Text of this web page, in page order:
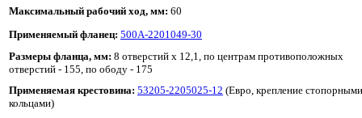
Максимальный рабочий ход, мм: 60
Применяемый фланец: 500А-2201049-30
Размеры фланца, мм: 8 отверстий х 12,1, по центрам противоположных
отверстий - 155, по ободу - 175
Применяемая крестовина: 53205-2205025-12 (Евро, крепление стопорными
кольцами)